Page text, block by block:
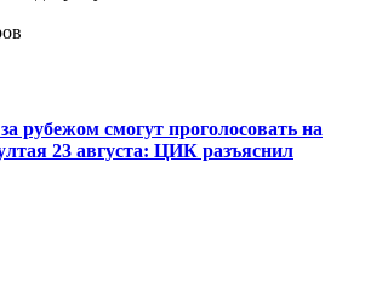
рубежом смогут проголосовать на
23 августа: ЦИК разъяснил